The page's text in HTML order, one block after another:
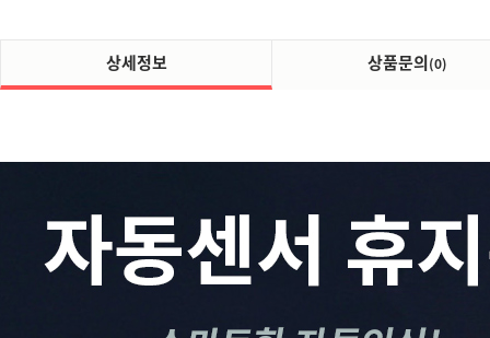
상세정보 상품문의(0)